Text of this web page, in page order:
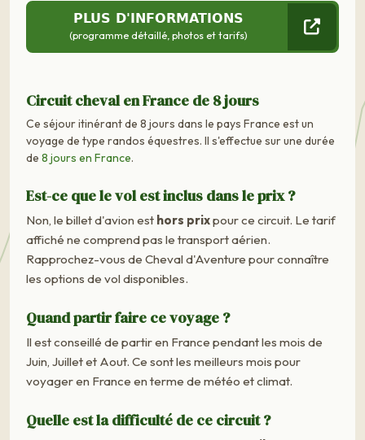
PLUS D'INFORMATIONS
(programme détaillé, photos et tarifs)
Circuit cheval en France de 8 jours
Ce séjour itinérant de 8 jours dans le pays France est un
voyage de type randos équestres. Il s'effectue sur une durée
de 8 jours en France.
Est-ce que le vol est inclus dans le prix ?
Non, le billet d'avion est hors prixpour ce circuit. Le tarif
affiché ne comprend pas le transport aérien.
Rapprochez-vous de Cheval d'Aventure pour connaître
les options de vol disponibles.
Quand partir faire ce voyage ?
Il est conseillé de partir en France pendant les mois de
Juin, Juillet et Aout. Ce sont les meilleurs mois pour
voyager en France en terme de météo et climat.
Quelle est la difficulté de ce circuit ?